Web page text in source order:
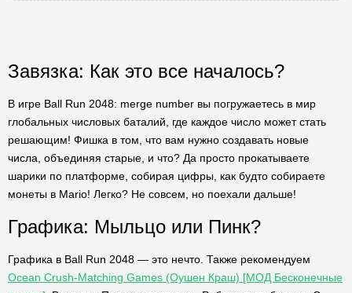
Завязка: Как это все началось?
В игре Ball Run 2048: merge number вы погружаетесь в мир
глобальных числовых баталий, где каждое число может стать
решающим! Фишка в том, что вам нужно создавать новые
числа, объединяя старые, и что? Да просто прокатываете
шарики по платформе, собирая цифры, как будто собираете
монеты в Mario! Легко? Не совсем, но поехали дальше!
Графика: Мыльцо или Пинк?
Графика в Ball Run 2048 — это нечто. Также рекомендуем
Ocean Crush-Matching Games (Оушен Краш) [МОД Бесконечные